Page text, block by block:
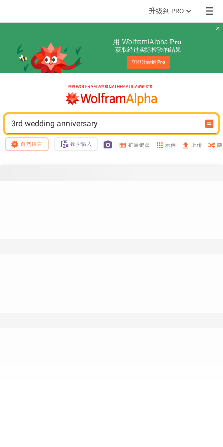
升级到 PRO
用 Wolfram|Alpha Pro
获取经过实际检验的结果
立即升级到 Pro
3rd wedding anniversary
自然语言 数学输入 扩展键盘 示例 上传